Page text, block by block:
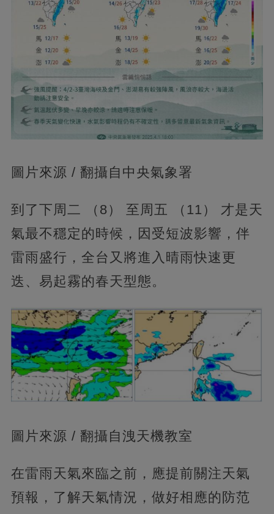
圖片來源 / 翻攝自中央氣象署
到了下周二 （8） 至周五 （11） 才是天
氣最不穩定的時候，因受短波影響，伴
雷雨盛行，全台又將進入晴雨快速更
迭、易起霧的春天型態。
圖片來源 / 翻攝自洩天機教室
在雷雨天氣來臨之前，應提前關注天氣
預報，了解天氣情況，做好相應的防范